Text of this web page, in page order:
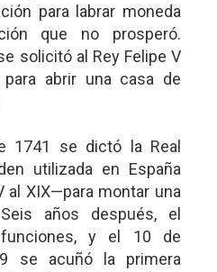
para labrar moneda
que no prosperó.
solicitó al Rey Felipe V
abrir una casa de
1741 se dictó la Real
utilizada en España
al XIX—para montar una
años después, el
y el 10 de
se acuñó la primera